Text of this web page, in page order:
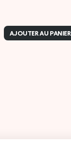
AJOUTER AU PANIER